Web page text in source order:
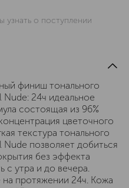
узнать о поступлении
финиш тонального
24ч идеальное
состоящая из 96%
цветочного
текстура тонального
позволяет добиться
без эффекта
с утра и до вечера.
протяжении 24ч. Кожа